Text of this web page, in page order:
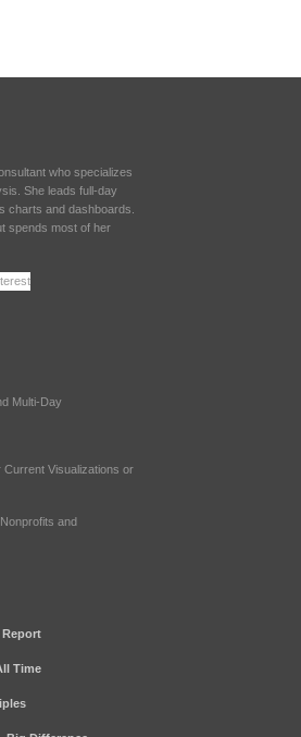
who specializes
She leads full-day
charts and dashboards.
spends most of her
Multi-Day
Current Visualizations or
and
Report
Time